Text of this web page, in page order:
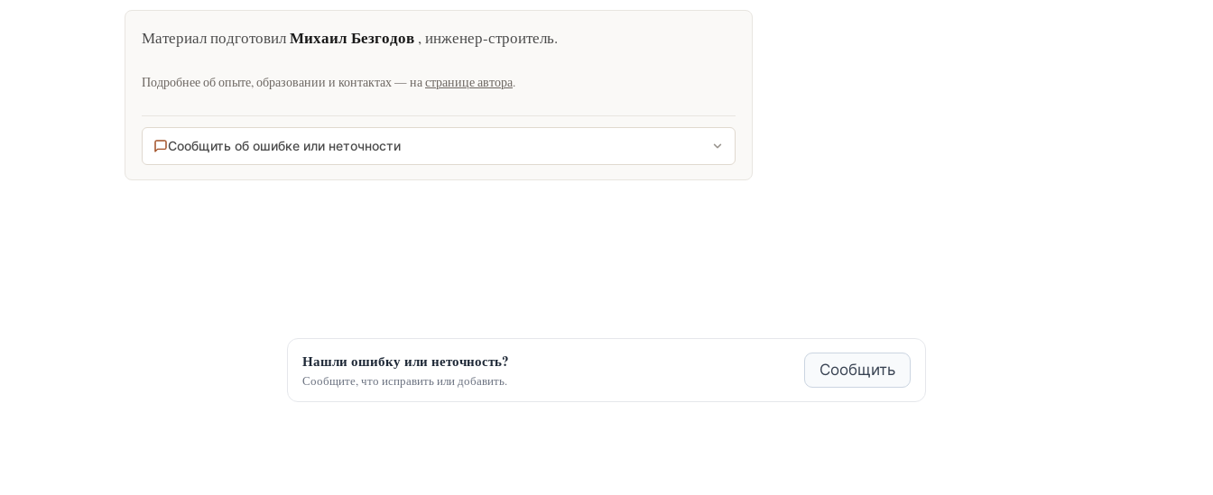
Материал подготовилМихаил Безгодов , инженер-строитель.
Подробнее об опыте, образовании и контактах — настранице автора.
Сообщить об ошибке или неточности
Нашли ошибку или неточность?
Сообщите, что исправить или добавить.
Сообщить